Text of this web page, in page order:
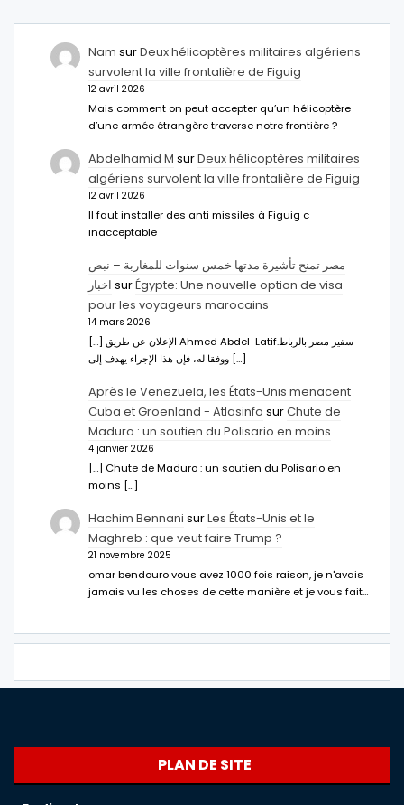
Nam surDeux hélicoptères militaires algériens
survolent la ville frontalière de Figuig
12 avril 2026
Mais comment on peut accepter qu’un hélicoptère
d’une armée étrangère traverse notre frontière ?
Abdelhamid M surDeux hélicoptères militaires
algériens survolent la ville frontalière de Figuig
12 avril 2026
Il faut installer des anti missiles à Figuig c
inacceptable
مصر تمنح تأشيرة مدتها خمس سنوات للمغاربة – نبض
اخبار surÉgypte: Une nouvelle option de visa
pour les voyageurs marocains
14 mars 2026
[…] الإعلان عن طريق Ahmed Abdel-Latifسفير مصر بالرباط.
ووفقا له، فإن هذا الإجراء يهدف إلى […]
Après le Venezuela, les États-Unis menacent
Cuba et Groenland - Atlasinfo surChute de
Maduro : un soutien du Polisario en moins
4 janvier 2026
[…] Chute de Maduro : un soutien du Polisario en
moins […]
Hachim Bennani surLes États-Unis et le
Maghreb : que veut faire Trump ?
21 novembre 2025
omar bendouro vous avez 1000 fois raison, je n'avais
jamais vu les choses de cette manière et je vous fait…
PLAN DE SITE